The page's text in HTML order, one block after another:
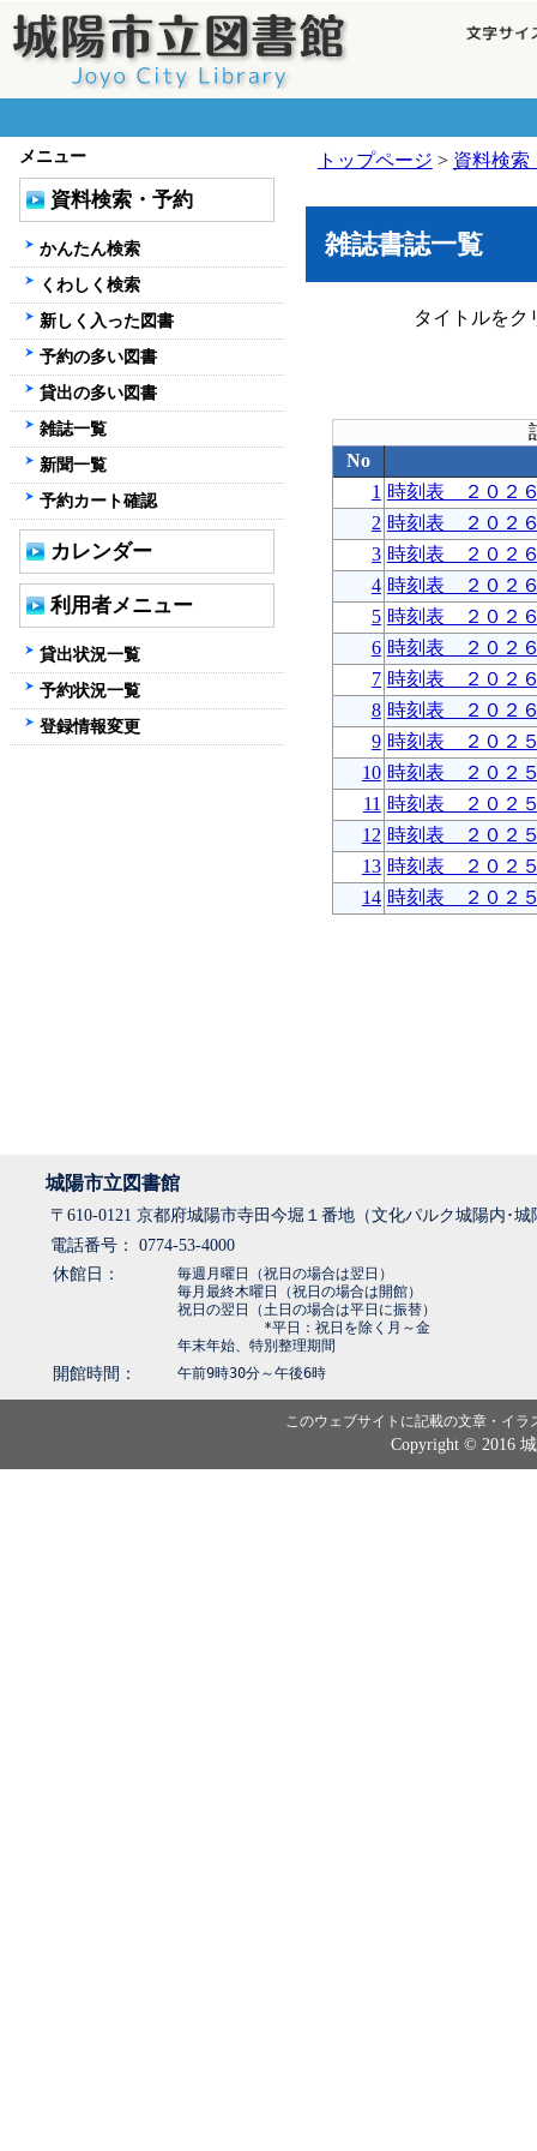
トップページ > 資料検索
雑誌書誌一覧
タイトルをク
No
1 時刻表 ２０２
2 時刻表 ２０２
3 時刻表 ２０２
4 時刻表 ２０２
5 時刻表 ２０２
6 時刻表 ２０２
7 時刻表 ２０２
8 時刻表 ２０２
9 時刻表 ２０２
10 時刻表 ２０２
11 時刻表 ２０２
12 時刻表 ２０２
13 時刻表 ２０２
14 時刻表 ２０２
メニュー
資料検索・予約
かんたん検索
くわしく検索
新しく入った図書
予約の多い図書
貸出の多い図書
雑誌一覧
新聞一覧
予約カート確認
カレンダー
利用者メニュー
貸出状況一覧
予約状況一覧
登録情報変更
城陽市立図書館
〒610-0121 京都府城陽市寺田今堀１番地（文化パルク城陽内･
電話番号： 0774-53-4000
休館日：
毎週月曜日（祝日の場合は翌日）
毎月最終木曜日（祝日の場合は開館）
祝日の翌日（土日の場合は平日に振替）
*平日：祝日を除く月～金
年末年始、特別整理期間
開館時間： 午前9時30分～午後6時
このウェブサイトに記載の文章・イ
Copyright © 2016